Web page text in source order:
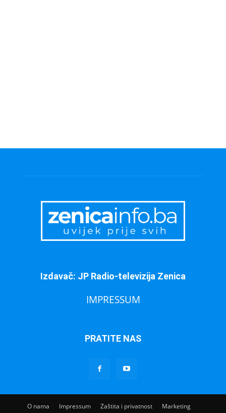
Izdavač: JP Radio-televizija Zenica
IMPRESSUM
PRATITE NAS
O nama Impressum Zaštita i privatnost
Marketing